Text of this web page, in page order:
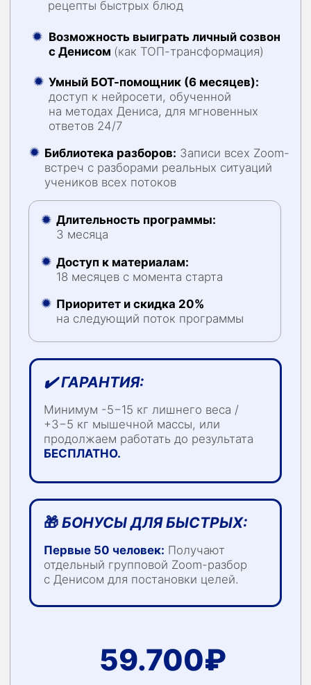
БАДы (купленные наугад):10.000 ₽/мес ×
120.000 ₽(70% из них обычно улетают
«в унитаз»).
Диетолог:консультация + план питания =
Спортивный врач:обследование и допуски
10.000 ₽.
Главная проблема:Эти люди не общаются
между собой. Тренер не смотрит ваши анализы, врач
не знает ваш план тренировок, а диетолог
не учитывает ваш уровень стресса в жизни.В итоге —
ИТОГО: 273.000₽+ в первый год
«ПРОтело 4.0» — это готовое инженерное
решение, которое заменяет вам целый штаб
специалистов, работающих как единый
Classic.
А ЧТО, ЕСЛИ
ВСЁ КАК
ЕСТЬ?
Многие говорят: «Займусь собой в следующем
году». Но у времени есть свой счёт, который
01
Потерянный доход
Когнитивный туман и упадок сил к 14:00 стоят
вам сотен и даже миллионов недополученной
02
Биологический долг
отдаляет вас от пиковой формы.
Чем дольше вы ждёте, тем дороже
и сложнее будет «ремонт» гормональной
системы и ЖКТ.
03
в 10−20 раз превышает стоимость входа